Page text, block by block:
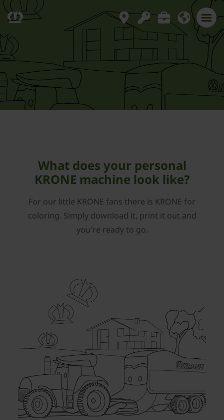
What does your personal
KRONE machine look like?
For our little KRONE fans there is KRONE for
coloring. Simply download it, print it out and
you're ready to go.